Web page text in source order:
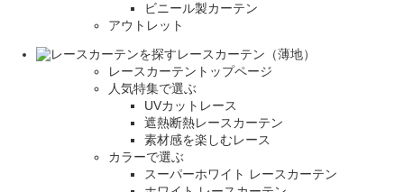
ビニール製カーテン
アウトレット
レースカーテン（薄地）
レースカーテントップページ
人気特集で選ぶ
UVカットレース
遮熱断熱レースカーテン
素材感を楽しむレース
カラーで選ぶ
スーパーホワイト レースカーテン